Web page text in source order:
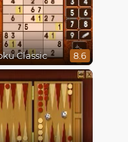
Classic 8.6